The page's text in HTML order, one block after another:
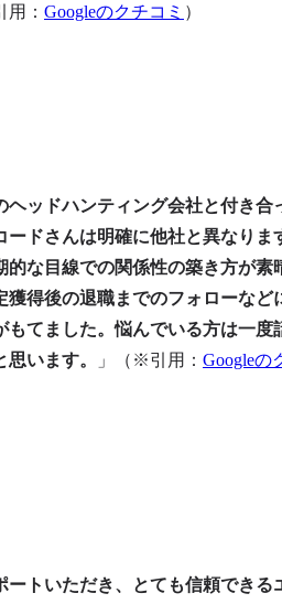
： Googleのクチコミ ）
ヘッドハンティング会社と付き合
ードさんは明確に他社と異なりま
的な目線での関係性の築き方が素
獲得後の退職までのフォローなど
もてました。悩んでいる方は一度
います。
」（※引用： Googleの
ートいただき、とても信頼できる